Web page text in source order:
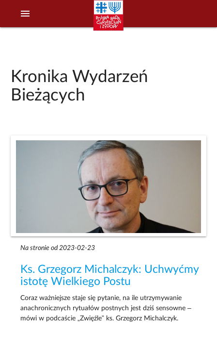
menu
Kronika Wydarzeń
Bieżących
Na stronie od 2023-02-23
Ks. Grzegorz Michalczyk: Uchwyćmy
istotę Wielkiego Postu
Coraz ważniejsze staje się pytanie, na ile utrzymywanie
anachronicznych rytuałów postnych jest dziś sensowne –
mówi w podcaście „Zwięźle” ks. Grzegorz Michalczyk.